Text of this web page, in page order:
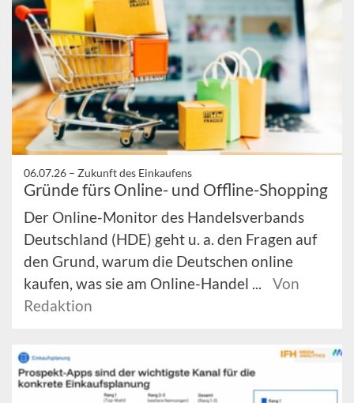
06.07.26 – Zukunft des Einkaufens
Gründe fürs Online- und Offline-Shopping
Der Online-Monitor des Handelsverbands
Deutschland (HDE) geht u. a. den Fragen auf
den Grund, warum die Deutschen online
kaufen, was sie am Online-Handel ...
Von
Redaktion